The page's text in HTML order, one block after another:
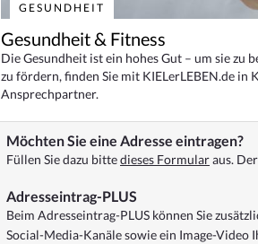
GESUNDHEIT
Gesundheit & Fitness
Die Gesundheit ist ein hohes Gut – um sie zu
zu fördern, finden Sie mit KIELerLEBEN.de in
Ansprechpartner.
Möchten Sie eine Adresse eintragen?
Füllen Sie dazu bittedieses Formularaus.
Adresseintrag-PLUS
Beim Adresseintrag-PLUS können Sie
Social-Media-Kanäle sowie ein Image-